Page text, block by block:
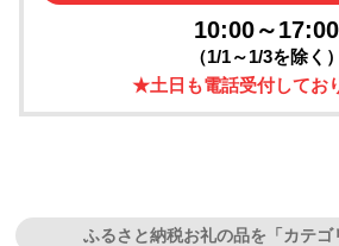
10:00～17:00
（1/1～1/3を除く）
★土日も電話受付してお
ふるさと納税お礼の品を「カテゴ